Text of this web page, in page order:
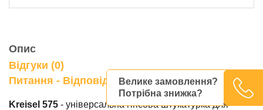
Велике замовлення?
Потрібна знижка?
Опис
Відгуки (0)
Питання - Відповідь
0
Kreisel 575 - універсальна гіпсова штукатурка для